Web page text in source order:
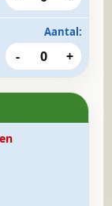
Aantal:
- 0 +